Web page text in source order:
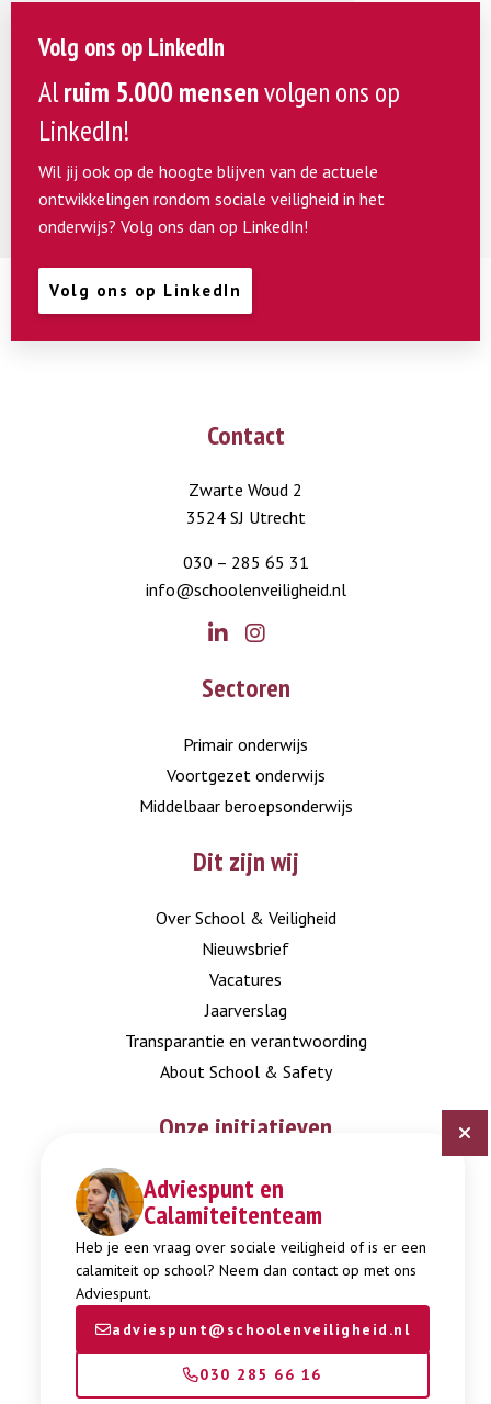
Adviespunt en
Calamiteitenteam
Heb je een vraag over sociale veiligheid of is er een
calamiteit op school? Neem dan contact op met ons
Adviespunt.
adviespunt@schoolenveiligheid.nl
030 285 66 16
Volg ons op LinkedIn
Alruim 5.000 mensenvolgen ons op
LinkedIn!
Wil jij ook op de hoogte blijven van de actuele
ontwikkelingen rondom sociale veiligheid in het
onderwijs? Volg ons dan op LinkedIn!
Volg ons op LinkedIn
Contact
Zwarte Woud 2
3524 SJ Utrecht
030 – 285 65 31
info@schoolenveiligheid.nl
Sectoren
Primair onderwijs
Voortgezet onderwijs
Middelbaar beroepsonderwijs
Dit zijn wij
Over School & Veiligheid
Nieuwsbrief
Vacatures
Jaarverslag
Transparantie en verantwoording
About School & Safety
Onze initiatieven
Digitaal Veiligheidsplan
Expertisepunt Burgerschap
Gendi
Week tegen Pesten